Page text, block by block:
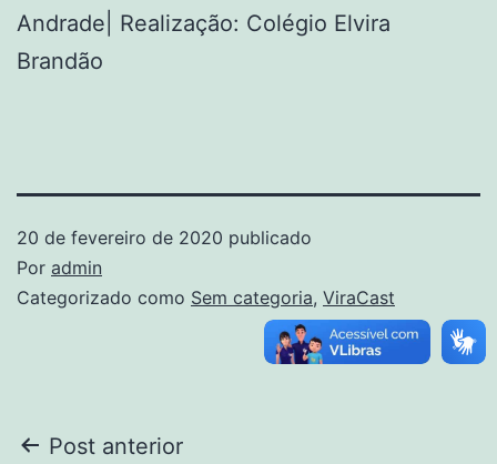
Andrade| Realização: Colégio Elvira
Brandão
20 de fevereiro de 2020 publicado
Por admin
Categorizado como Sem categoria, ViraCast
Post anterior